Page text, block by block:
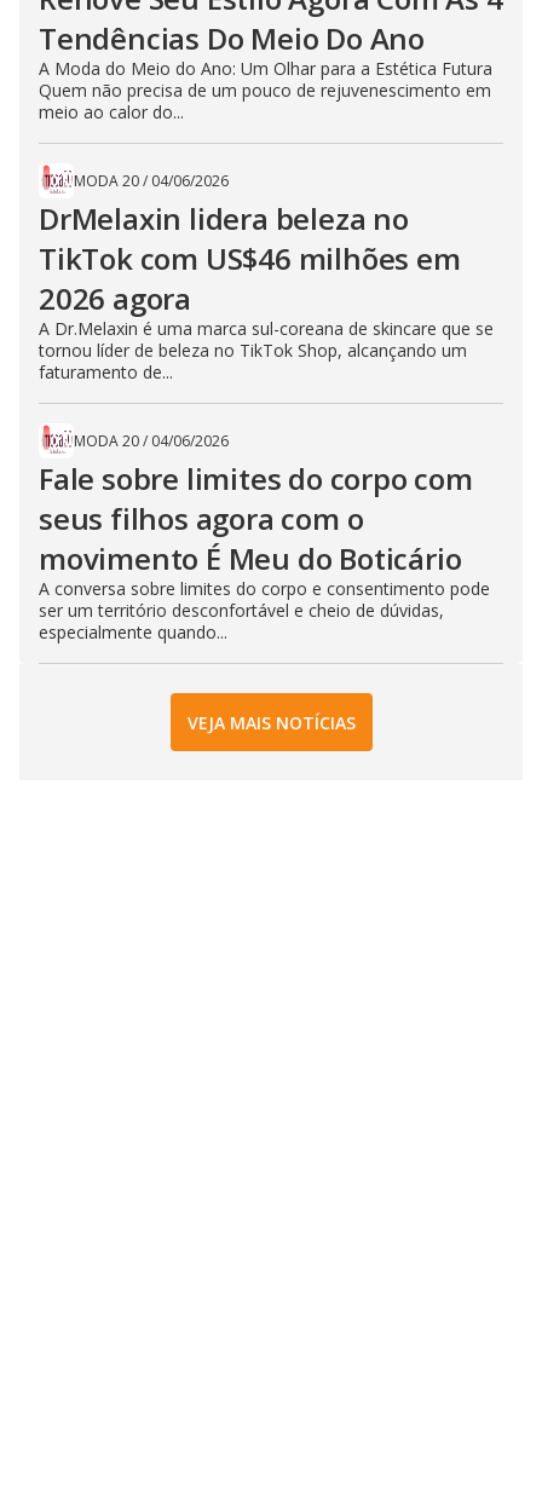
Tendências Do Meio Do Ano
A Moda do Meio do Ano: Um Olhar para a Estética Futura
Quem não precisa de um pouco de rejuvenescimento em
meio ao calor do...
MODA 20/ 04/06/2026
DrMelaxin lidera beleza no
TikTok com US$46 milhões em
2026 agora
A Dr.Melaxin é uma marca sul-coreana de skincare que se
tornou líder de beleza no TikTok Shop, alcançando um
faturamento de...
MODA 20/ 04/06/2026
Fale sobre limites do corpo com
seus filhos agora com o
movimento É Meu do Boticário
A conversa sobre limites do corpo e consentimento pode
ser um território desconfortável e cheio de dúvidas,
especialmente quando...
VEJA MAIS NOTÍCIAS